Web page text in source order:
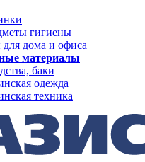
гигиены
дома и офиса
материалы
баки
одежда
техника